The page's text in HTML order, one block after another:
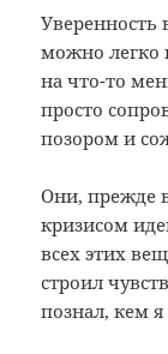
можно легко
на что-то
просто
позором и
Они, прежде
кризисом
всех этих
строил
познал, кем